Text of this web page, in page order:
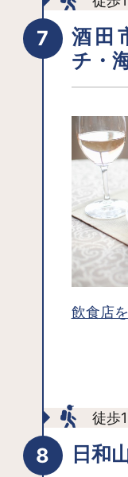
ている
ひとつ
でいな
いた人
に松林
の仕事
屋敷や
献した
するか
例年2
は「酒
ントが
しなく。
酒田
チ・
飲食店
徒歩
日和